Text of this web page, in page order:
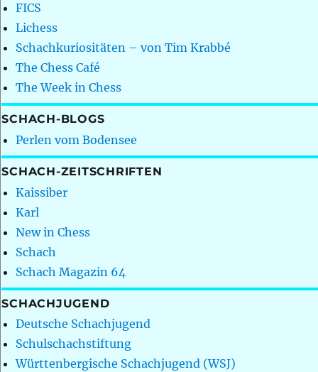
FICS
Lichess
Schachkuriositäten – von Tim Krabbé
The Chess Café
The Week in Chess
SCHACH-BLOGS
Perlen vom Bodensee
SCHACH-ZEITSCHRIFTEN
Kaissiber
Karl
New in Chess
Schach
Schach Magazin 64
SCHACHJUGEND
Deutsche Schachjugend
Schulschachstiftung
Württenbergische Schachjugend (WSJ)